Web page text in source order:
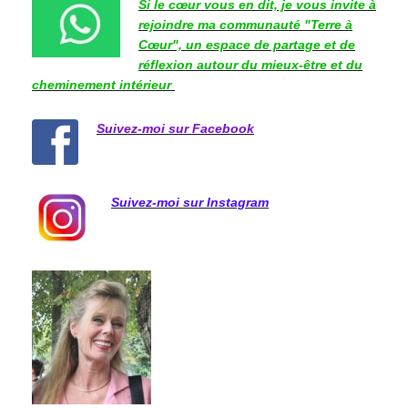
Si le cœur vous en dit, je vous invite à
rejoindre ma communauté "Terre à
Cœur", un espace de partage et de
réflexion autour du mieux-être et du
cheminement intérieur
Suivez-moi sur Facebook
Suivez-moi sur Instagram